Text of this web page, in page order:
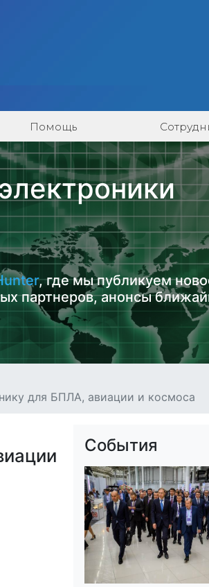
Помощь
, где мы публикуем
партнеров, анонсы
для БПЛА, авиации и космоса
События